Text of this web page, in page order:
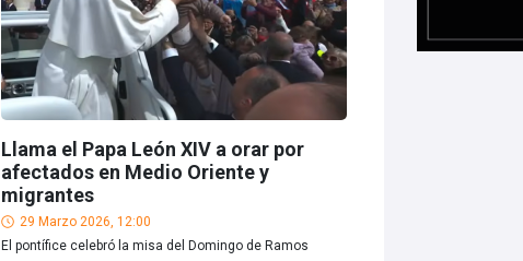
Llama el Papa León XIV a orar por
afectados en Medio Oriente y
migrantes
29 Marzo 2026, 12:00
El pontífice celebró la misa del Domingo de Ramos